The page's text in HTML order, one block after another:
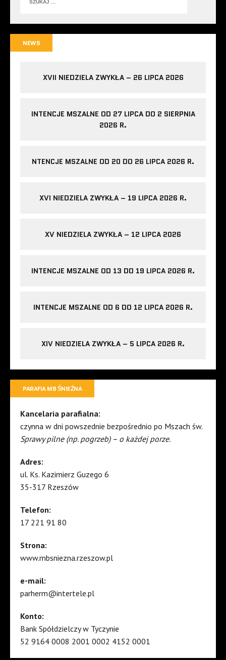
NEWS
XVII NIEDZIELA ZWYKŁA – 26 LIPCA 2026
INTENCJE MSZALNE OD 27 LIPCA DO 2 SIERPNIA
2026 R.
NTENCJE MSZALNE OD 20 DO 26 LIPCA 2026 R.
XVI NIEDZIELA ZWYKŁA – 19 LIPCA 2026 R.
XV NIEDZIELA ZWYKŁA – 12 LIPCA 2026
INTENCJE MSZALNE OD 13 DO 19 LIPCA 2026 R.
INTENCJE MSZALNE OD 6 DO 12 LIPCA 2026 R.
XIV NIEDZIELA ZWYKŁA – 5 LIPCA 2026 R.
PARAFIA MB ŚNIEŻNA
Kancelaria parafialna:
czynna w dni powszednie bezpośrednio po Mszach św.
Sprawy pilne (np. pogrzeb) – o każdej porze.
Adres:
ul. Ks. Kazimierz Guzego 6
35-317 Rzeszów
Telefon:
17 221 91 80
Strona:
www.mbsniezna.rzeszow.pl
e-mail:
parherm@intertele.pl
Konto:
Bank Spółdzielczy w Tyczynie
52 9164 0008 2001 0002 4152 0001